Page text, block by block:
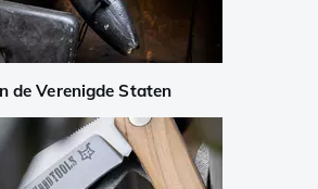
de Verenigde Staten